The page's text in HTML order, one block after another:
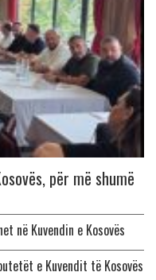
për më shumë
në Kuvendin e Kosovës
e Kuvendit të Kosovës